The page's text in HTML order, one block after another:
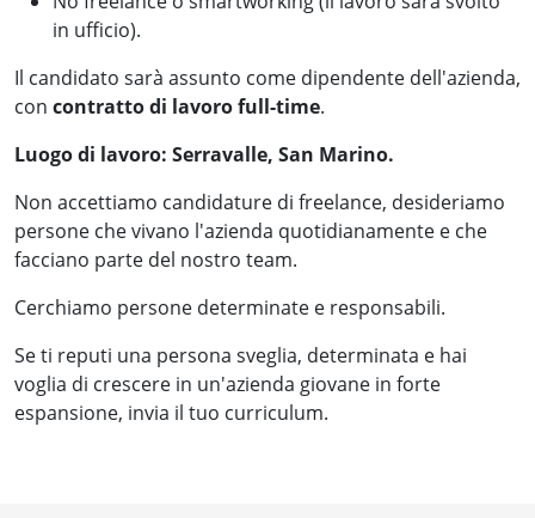
in ufficio).
Il candidato sarà assunto come dipendente dell'azienda,
con contratto di lavoro full-time.
Luogo di lavoro: Serravalle, San Marino.
Non accettiamo candidature di freelance, desideriamo
persone che vivano l'azienda quotidianamente e che
facciano parte del nostro team.
Cerchiamo persone determinate e responsabili.
Se ti reputi una persona sveglia, determinata e hai
voglia di crescere in un'azienda giovane in forte
espansione, invia il tuo curriculum.